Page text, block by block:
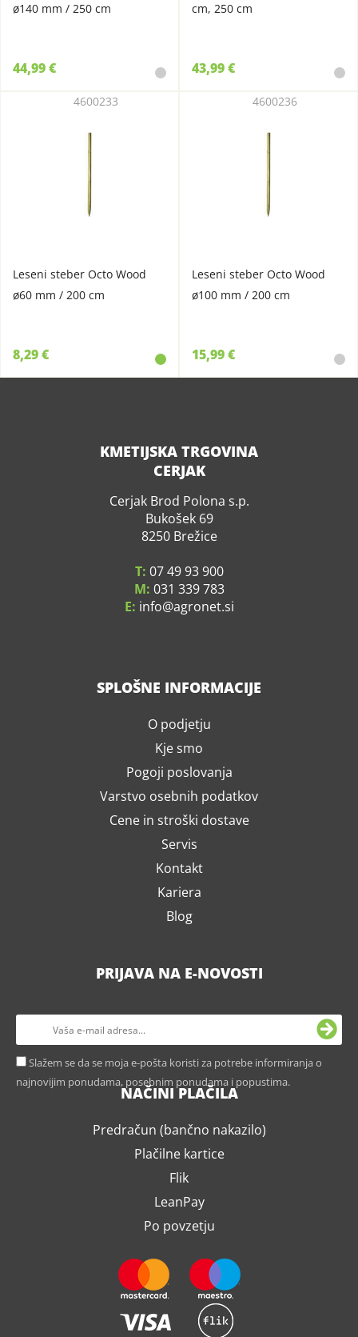
ø140 mm / 250 cm
44,99 €
cm, 250 cm
43,99 €
Leseni steber Octo Wood
ø60 mm / 200 cm
4600233
8,29 €
Leseni steber Octo Wood
ø100 mm / 200 cm
4600236
15,99 €
KMETIJSKA TRGOVINA
CERJAK
Cerjak Brod Polona s.p.
Bukošek 69
8250 Brežice
T: 07 49 93 900
M: 031 339 783
E: info agronet.si
SPLOŠNE INFORMACIJE
O podjetju
Kje smo
Pogoji poslovanja
Varstvo osebnih podatkov
Cene in stroški dostave
Servis
Kontakt
Kariera
Blog
PRIJAVA NA E-NOVOSTI
Slažem se da se moja e-pošta koristi za potrebe informiranja o
najnovijim ponudama, posebnim ponudama i popustima.
NAČINI PLAČILA
Predračun (bančno nakazilo)
Plačilne kartice
Flik
LeanPay
Po povzetju